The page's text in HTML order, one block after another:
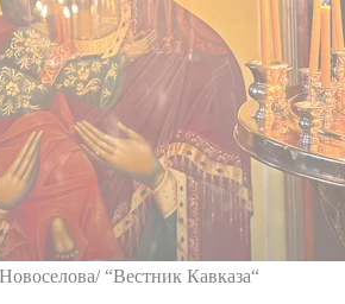
“Вестник Кавказа“